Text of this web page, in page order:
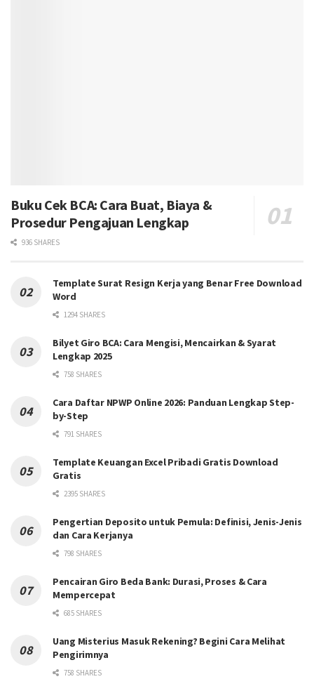
Buku Cek BCA: Cara Buat, Biaya &
Prosedur Pengajuan Lengkap
936 SHARES
Template Surat Resign Kerja yang Benar Free Download
Word
1294 SHARES
Bilyet Giro BCA: Cara Mengisi, Mencairkan & Syarat
Lengkap 2025
758 SHARES
Cara Daftar NPWP Online 2026: Panduan Lengkap Step-
by-Step
791 SHARES
Template Keuangan Excel Pribadi Gratis Download
Gratis
2395 SHARES
Pengertian Deposito untuk Pemula: Definisi, Jenis-Jenis
dan Cara Kerjanya
798 SHARES
Pencairan Giro Beda Bank: Durasi, Proses & Cara
Mempercepat
685 SHARES
Uang Misterius Masuk Rekening? Begini Cara Melihat
Pengirimnya
758 SHARES